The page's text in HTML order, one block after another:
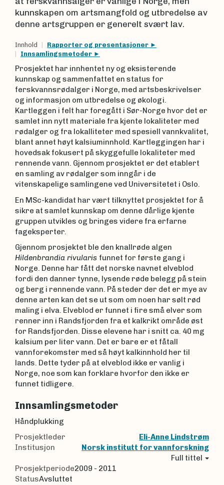
kunnskapen om artsmangfold og utbredelse av
denne artsgruppen er generelt svært lav.
Innhold
Rapporter og presentasjoner
Innsamlingsmetoder
Prosjektet har innhentet ny og eksisterende
kunnskap og sammenfattet en status for
ferskvannsrødalger i Norge, med artsbeskrivelser
og informasjon om utbredelse og økologi.
Kartleggen i felt har foregått i Sør-Norge hvor det er
samlet inn nytt materiale fra kjente lokaliteter med
rødalger og fra lokalliteter med spesiell vannkvalitet,
blant annet høyt kalsiuminnhold. Kartleggingen har i
hovedsak fokusert på skyggefulle lokaliteter med
rennende vann. Gjennom prosjektet er det etablert
en samling av rødalger som inngår i de
vitenskapelige samlingene ved Universitetet i Oslo.
En MSc-kandidat har vært tilknyttet prosjektet for å
sikre at samlet kunnskap om denne dårlige kjente
gruppen utvikles og bringes videre fra erfarne
fageksperter.
Gjennom prosjektet ble den knallrøde algen
Hildenbrandia rivularis funnet for første gang i
Norge. Denne har fått det norske navnet elveblod
fordi den danner tynne, lysende røde belegg på stein
og berg i rennende vann. På steder der det er mye av
denne arten kan det se ut som om noen har sølt rød
maling i elva. Elveblod er funnet i fire små elver som
renner inn i Randsfjorden fra et kalkrikt område øst
for Randsfjorden. Disse elevene har i snitt ca. 40 mg
kalsium per liter vann. Det er bare er et fåtall
vannforekomster med så høyt kalkinnhold her til
lands. Dette tyder på at elveblod ikke er vanlig i
Norge, noe som kan forklare hvorfor den ikke er
funnet tidligere.
Innsamlingsmetoder
Håndplukking
Prosjektleder
Eli-Anne Lindstrøm
Institusjon
Norsk institutt for vannforskning
Full tittel
Prosjektperiode2009 - 2011
StatusAvsluttet